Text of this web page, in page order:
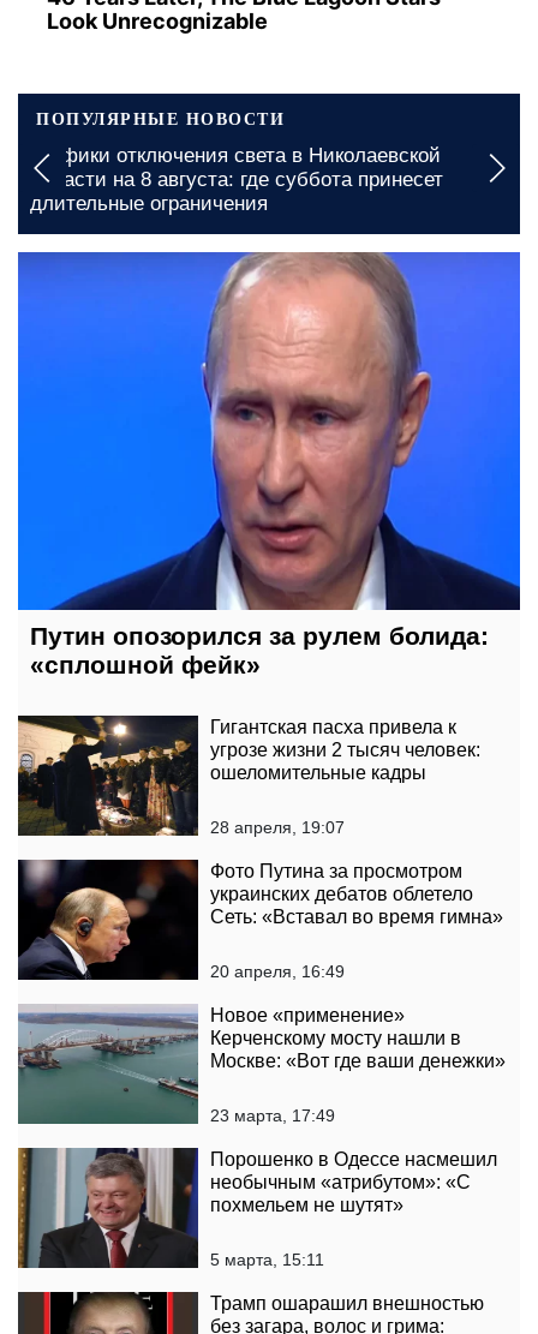
Look Unrecognizable
ПОПУЛЯРНЫЕ НОВОСТИ
Графики отключения света в Николаевской
области на 8 августа: где суббота принесет
длительные ограничения
23 июня, 13:18
Путин опозорился за рулем болида:
«сплошной фейк»
Гигантская пасха привела к
угрозе жизни 2 тысяч человек:
ошеломительные кадры
28 апреля, 19:07
Фото Путина за просмотром
украинских дебатов облетело
Сеть: «Вставал во время гимна»
20 апреля, 16:49
Новое «применение»
Керченскому мосту нашли в
Москве: «Вот где ваши денежки»
23 марта, 17:49
Порошенко в Одессе насмешил
необычным «атрибутом»: «С
похмельем не шутят»
5 марта, 15:11
Трамп ошарашил внешностью
без загара, волос и грима: